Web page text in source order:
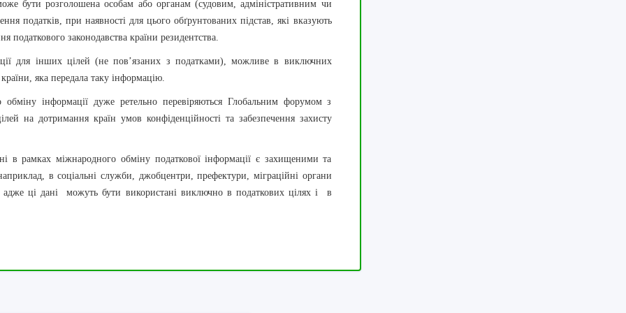
бути розголошена особам або органам (судовим, адміністративним чи
податків, при наявності для цього обґрунтованих підстав, які вказують
законодавства країни резидентства.
для інших цілей (не пов’язаних з податками), можливе в виключних
яка передала таку інформацію.
інформації дуже ретельно перевіряються Глобальним форумом з
на дотримання країн умов конфіденційності та забезпечення захисту
в рамках міжнародного обміну податкової інформації є захищеними та
в соціальні служби, джобцентри, префектури, міграційні органи
ці дані можуть бути використані виключно в податкових цілях і в